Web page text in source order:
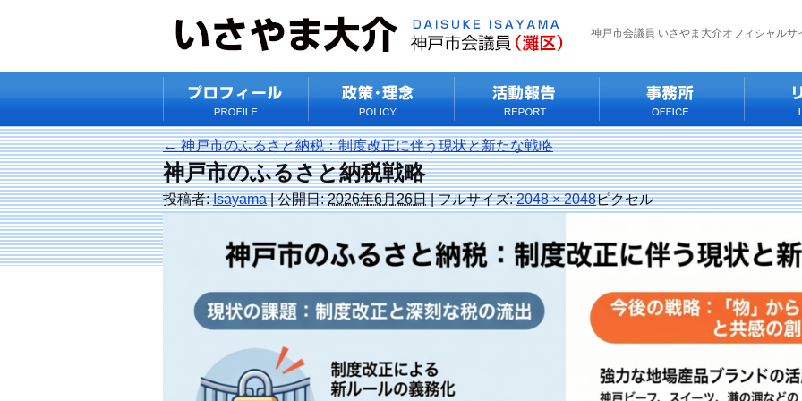
神戸市会議員 いさやま大介オフィシャルサ
←神戸市のふるさと納税：制度改正に伴う現状と新たな戦略
神戸市のふるさと納税戦略
投稿者: Isayama | 公開日: 2026年6月26日 |フルサイズ:2048 × 2048ピクセル